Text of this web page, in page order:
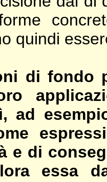
quindi
di fondo
ad
e di
essa